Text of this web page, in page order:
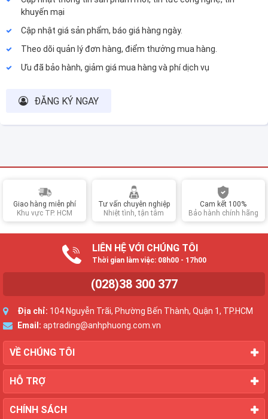
khuyến mại
Cập nhật giá sản phẩm, báo giá hàng ngày.
Theo dõi quản lý đơn hàng, điểm thưởng mua hàng.
Ưu đã bảo hành, giảm giá mua hàng và phí dịch vụ
ĐĂNG KÝ NGAY
Giao hàng miễn phí
Khu vực TP. HCM
Tư vấn chuyên nghiệp
Nhiệt tình, tận tâm
Cam kết 100%
Bảo hành chính hãng
LIÊN HỆ VỚI CHÚNG TÔI
Thời gian làm việc: 08h00 - 17h00
(028)38 300 377
Địa chỉ: 104 Nguyễn Trãi, Phường Bến Thành, Quận 1, TP.HCM
Email: aptrading@anhphuong.com.vn
VỀ CHÚNG TÔI
HỖ TRỢ
CHÍNH SÁCH